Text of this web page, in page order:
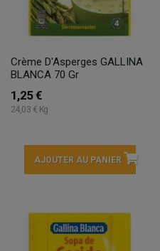
Crème D'Asperges GALLINA
BLANCA 70 Gr
1,25 €
24,03 € Kg
AJOUTER AU PANIER